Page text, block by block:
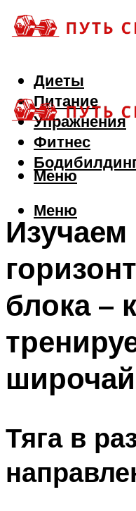
Диеты
Питание
Упражнения
Фитнес
Меню
Меню
Изучаем
блока –
Тяга в